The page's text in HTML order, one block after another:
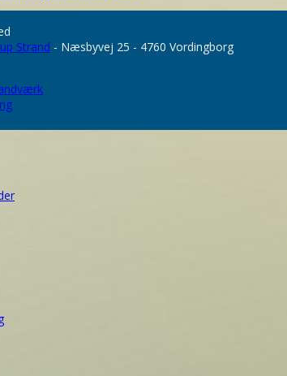
Strand - Næsbyvej 25 - 4760 Vordingborg